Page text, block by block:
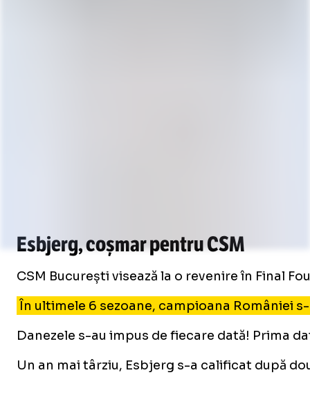
Esbjerg, coșmar pentru CSM
CSM București visează la o revenire în Final
În ultimele 6 sezoane, campioana României
Danezele s-au impus de fiecare dată! Prima
Un an mai târziu, Esbjerg s-a calificat după